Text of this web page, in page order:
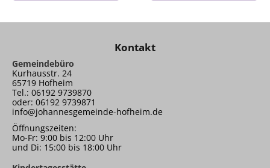
Kontakt
Gemeindebüro
Kurhausstr. 24
65719 Hofheim
Tel.: 06192 9739870
oder: 06192 9739871
info@johannesgemeinde-hofheim.de
Öffnungszeiten:
Mo-Fr: 9:00 bis 12:00 Uhr
und Di: 15:00 bis 18:00 Uhr